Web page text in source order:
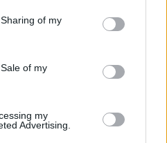
behaviour. You may click to
and its third-party tags to
purposes in below Google
of my
of my
my
Advertising.
fotóra>>>, amin a
pedig szándékosan
A fotózás 1945.
történhetett, mivel
öngyilkos. A
után Miller ironikusan
pedig az ágyában